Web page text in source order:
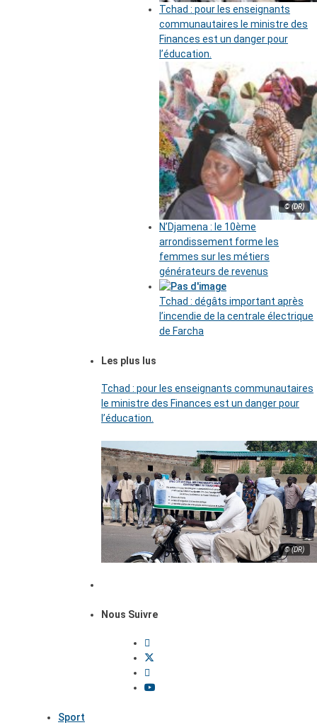
Tchad : pour les enseignants
communautaires le ministre des
Finances est un danger pour
l’éducation.
© (DR)
N’Djamena : le 10ème
arrondissement forme les
femmes sur les métiers
générateurs de revenus
Tchad : dégâts important après
l’incendie de la centrale électrique
de Farcha
Les plus lus
Tchad : pour les enseignants communautaires
le ministre des Finances est un danger pour
l’éducation.
© (DR)
Nous Suivre
Sport